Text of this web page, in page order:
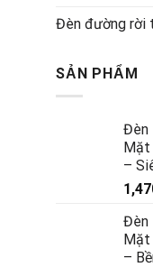
Đèn đường rời
SẢN PHẨM
Đèn
Mặt
–
Đèn
Mặt
–